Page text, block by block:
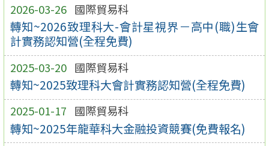
2026-03-26 國際貿易科
轉知~2026致理科大-會計星視界－高中(職)生會
計實務認知營(全程免費)
2025-03-20 國際貿易科
轉知~2025致理科大會計實務認知營(全程免費)
2025-01-17 國際貿易科
轉知~2025年龍華科大金融投資競賽(免費報名)